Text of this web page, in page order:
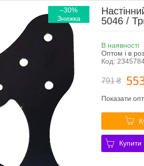
–30%
5046 /
В наявності
Оптом і в
Код:
791 ₴
Показати
Купити